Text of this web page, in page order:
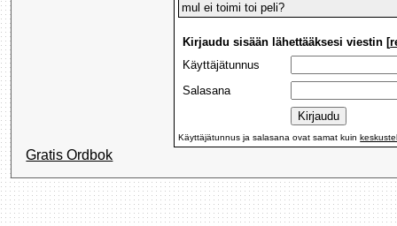
mul ei toimi toi peli?
Kirjaudu sisään lähettääksesi viestin [
Käyttäjätunnus
Salasana
Käyttäjätunnus ja salasana ovat samat kuin
Gratis Ordbok